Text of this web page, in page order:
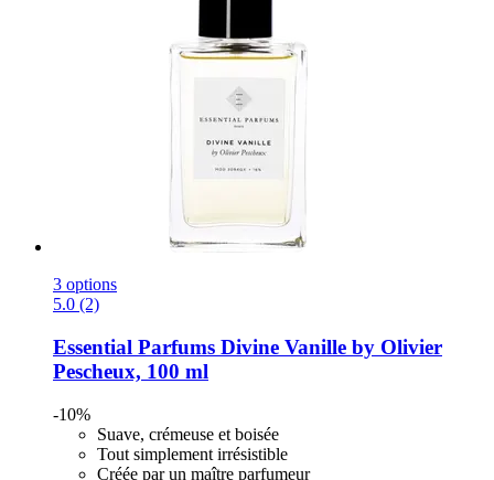
3 options
5.0 (2)
Essential Parfums Divine Vanille by Olivier
Pescheux, 100 ml
-10%
Suave, crémeuse et boisée
Tout simplement irrésistible
Créée par un maître parfumeur